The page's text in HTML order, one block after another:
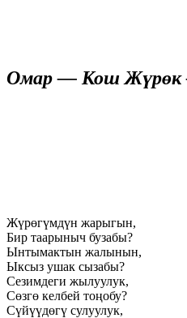
Омар — Кош Жүрөк
Жүрөгүмдүн жарыгын,
Бир таарыныч бузабы?
Ынтымактын жалынын,
Ыксыз ушак сызабы?
Сезимдеги жылуулук,
Сөзгө келбей тоңобу?
Сүйүүдөгү сулуулук,